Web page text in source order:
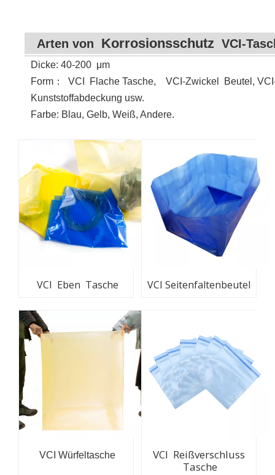
Arten von Korrosionsschutz VCI-
Dicke: 40-200 μm
Form ： VCI
Flache Tasche, VCI-Zwickel Beutel,
Kunststoffabdeckung usw.
Farbe: Blau, Gelb, Weiß, Andere.
VCI Eben Tasche VCI Seitenfaltenbeutel
VCI Würfeltasche
VCI Reißverschluss
Tasche